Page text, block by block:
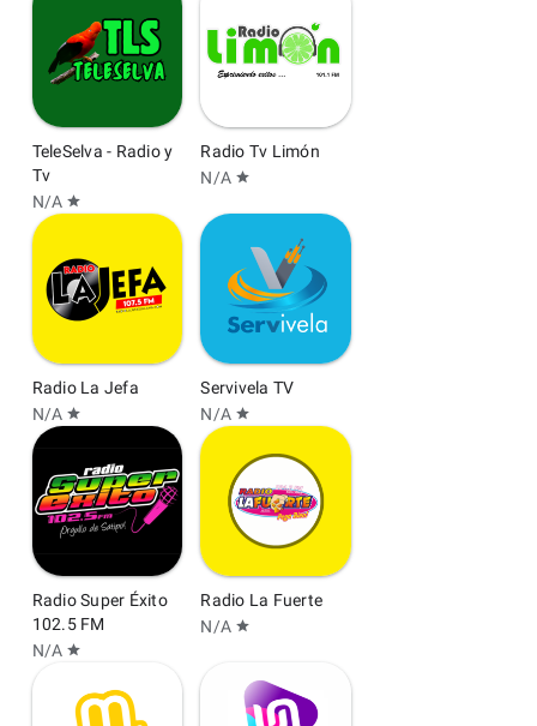
TeleSelva - Radio y
Tv
N/A star
Radio Tv Limón
N/A star
Radio La Jefa
N/A star
Servivela TV
N/A star
Radio Super Éxito
102.5 FM
N/A star
Radio La Fuerte
N/A star